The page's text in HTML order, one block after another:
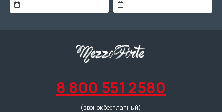
8 800 551 2580
(звонок бесплатный)